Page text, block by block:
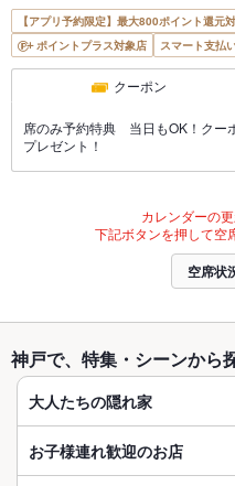
【アプリ予約限定】最大800ポイント還元
ポイントプラス対象店
スマート支払
クーポン
席のみ予約特典 当日もOK！クー
プレゼント！
カレンダーの
下記ボタンを押して空
空席状
神戸で、特集・シーンから
大人たちの隠れ家
お子様連れ歓迎のお店